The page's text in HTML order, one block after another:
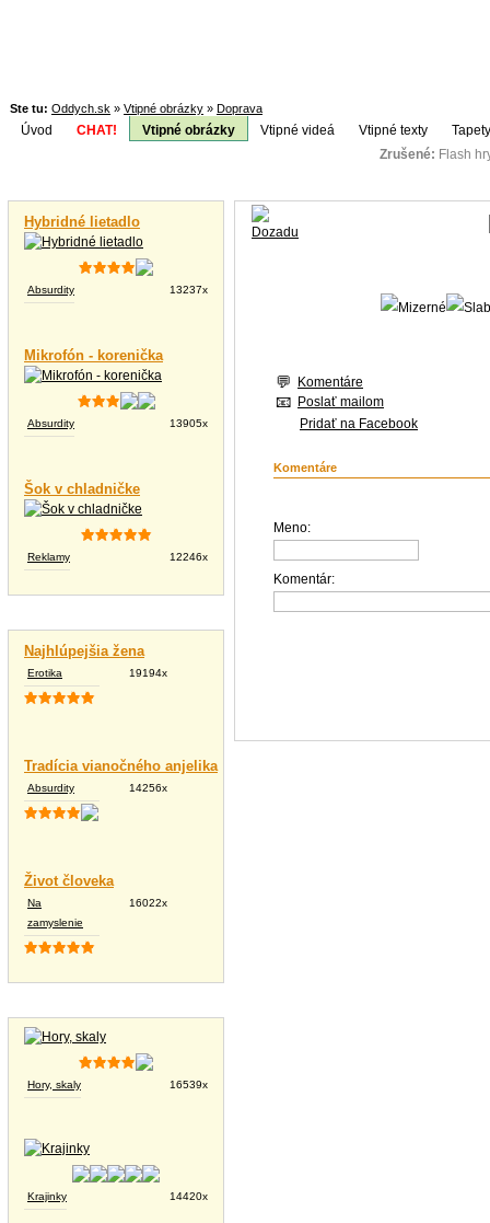
Ste tu: Oddych.sk » Vtipné obrázky » Doprava
Úvod CHAT! Vtipné obrázky Vtipné videá Vtipné texty
Zrušené: Flash
Hybridné lietadlo
Absurdity 13237x
Mikrofón - korenička
Absurdity 13905x
Šok v chladničke
Reklamy 12246x
Najhlúpejšia žena
Erotika 19194x
Tradícia vianočného anjelika
Absurdity 14256x
Život človeka
Na
zamyslenie
16022x
Hory, skaly 16539x
Krajinky 14420x
Komentáre
Poslať mailom
Pridať na Facebook
Komentáre
Meno:
Komentár: